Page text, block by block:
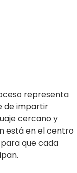
representa
de impartir
cercano y
está en el centro
que cada